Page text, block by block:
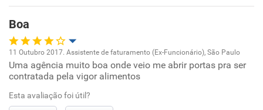
Recomenda a diretoria
Boa
Oportunidade de promoção
Ambiente de trabalho
11 Outubro 2017. Assistente de faturamento (Ex-Funcionário), São Paulo
Uma agência muito boa onde veio me abrir portas pra ser
contratada pela vigor alimentos
Esta avaliação foi útil?